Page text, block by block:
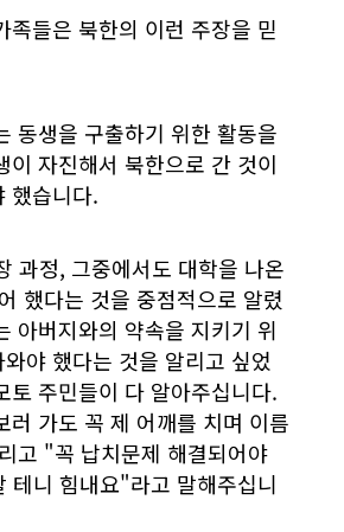
족들은 북한의 이런 주장을 믿
동생을 구출하기 위한 활동을
이 자진해서 북한으로 간 것이
했습니다.
과정, 그중에서도 대학을 나온
했다는 것을 중점적으로 알렸
아버지와의 약속을 지키기 위
야 했다는 것을 알리고 싶었
토 주민들이 다 알아주십니다.
러 가도 꼭 제 어깨를 치며 이름
고 "꼭 납치문제 해결되어야
테니 힘내요"라고 말해주십니